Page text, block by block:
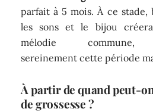
parfait à 5 mois. À ce stade,
les sons et le bijou
mélodie commune,
sereinement cette période
À partir de quand peut-
de grossesse ?